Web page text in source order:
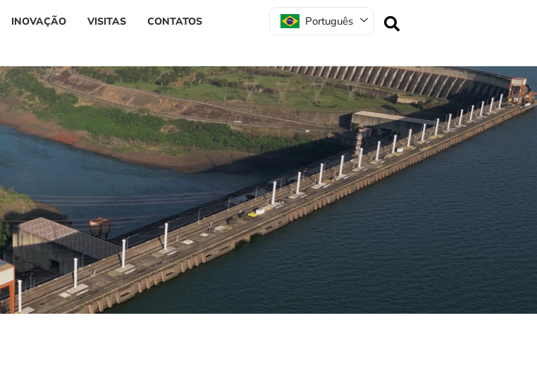
INOVAÇÃO VISITAS CONTATOS Português